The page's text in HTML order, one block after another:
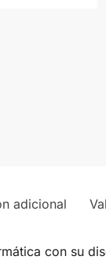
adicional
con su